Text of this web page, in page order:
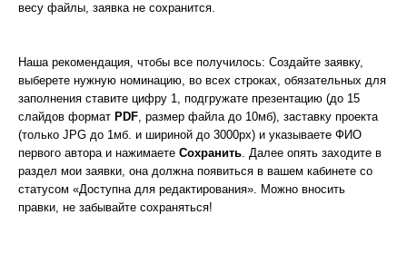
весу файлы, заявка не сохранится.
Наша рекомендация, чтобы все получилось: Создайте заявку,
выберете нужную номинацию, во всех строках, обязательных для
заполнения ставите цифру 1, подгружате презентацию (до 15
слайдов формат PDF, размер файла до 10мб), заставку проекта
(только JPG до 1мб. и шириной до 3000px) и указываете ФИО
первого автора и нажимаете Сохранить. Далее опять заходите в
раздел мои заявки, она должна появиться в вашем кабинете со
статусом «Доступна для редактирования». Можно вносить
правки, не забывайте сохраняться!